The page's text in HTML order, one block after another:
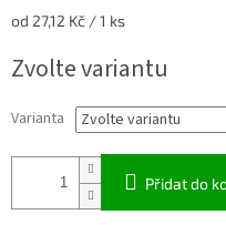
Měrná
od 27,12 Kč / 1 ks
Zvolte variantu
Varianta
Přidat do